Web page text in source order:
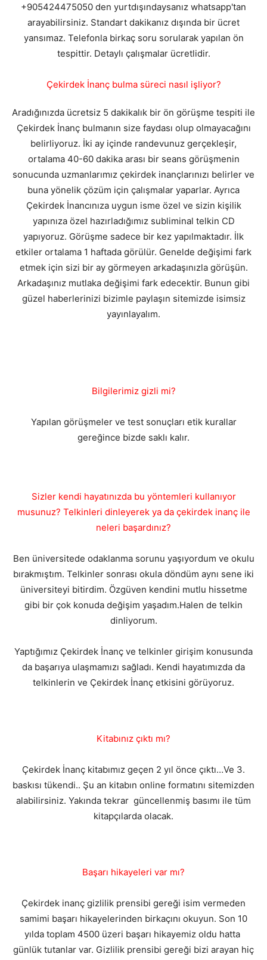
+905424475050 den yurtdışındaysanız whatsapp'tan
arayabilirsiniz. Standart dakikanız dışında bir ücret
yansımaz. Telefonla birkaç soru sorularak yapılan ön
tespittir. Detaylı çalışmalar ücretlidir.
Çekirdek İnanç bulma süreci nasıl işliyor?
Aradığınızda ücretsiz 5 dakikalık bir ön görüşme tespiti ile
Çekirdek İnanç bulmanın size faydası olup olmayacağını
belirliyoruz. İki ay içinde randevunuz gerçekleşir,
ortalama 40-60 dakika arası bir seans görüşmenin
sonucunda uzmanlarımız çekirdek inançlarınızı belirler ve
buna yönelik çözüm için çalışmalar yaparlar. Ayrıca
Çekirdek İnancınıza uygun isme özel ve sizin kişilik
yapınıza özel hazırladığımız subliminal telkin CD
yapıyoruz. Görüşme sadece bir kez yapılmaktadır. İlk
etkiler ortalama 1 haftada görülür. Genelde değişimi fark
etmek için sizi bir ay görmeyen arkadaşınızla görüşün.
Arkadaşınız mutlaka değişimi fark edecektir. Bunun gibi
güzel haberlerinizi bizimle paylaşın sitemizde isimsiz
yayınlayalım.
Bilgilerimiz gizli mi?
Yapılan görüşmeler ve test sonuçları etik kurallar
gereğince bizde saklı kalır.
Sizler kendi hayatınızda bu yöntemleri kullanıyor
musunuz? Telkinleri dinleyerek ya da çekirdek inanç ile
neleri başardınız?
Ben üniversitede odaklanma sorunu yaşıyordum ve okulu
bırakmıştım. Telkinler sonrası okula döndüm aynı sene iki
üniversiteyi bitirdim. Özgüven kendini mutlu hissetme
gibi bir çok konuda değişim yaşadım.Halen de telkin
dinliyorum.
Yaptığımız Çekirdek İnanç ve telkinler girişim konusunda
da başarıya ulaşmamızı sağladı. Kendi hayatımızda da
telkinlerin ve Çekirdek İnanç etkisini görüyoruz.
Kitabınız çıktı mı?
Çekirdek İnanç kitabımız geçen 2 yıl önce çıktı…Ve 3.
baskısı tükendi.. Şu an kitabın online formatını sitemizden
alabilirsiniz. Yakında tekrar güncellenmiş basımı ile tüm
kitapçılarda olacak.
Başarı hikayeleri var mı?
Çekirdek inanç gizlilik prensibi gereği isim vermeden
samimi başarı hikayelerinden birkaçını okuyun. Son 10
yılda toplam 4500 üzeri başarı hikayemiz oldu hatta
günlük tutanlar var. Gizlilik prensibi gereği bizi arayan hiç